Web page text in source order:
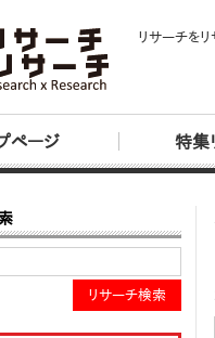
リサーチを
ページ 特集
リサーチ検索